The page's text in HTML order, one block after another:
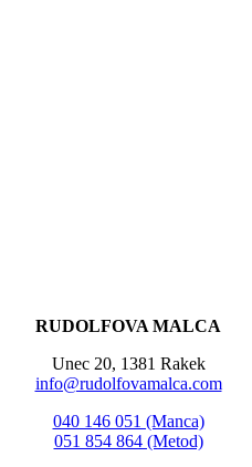
RUDOLFOVA MALCA
Unec 20, 1381 Rakek
info@rudolfovamalca.com
040 146 051 (Manca)
051 854 864 (Metod)